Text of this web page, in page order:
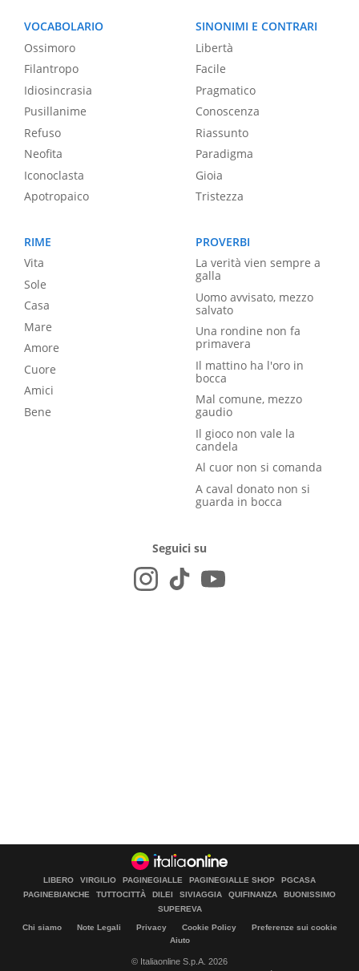
VOCABOLARIO
Ossimoro
Filantropo
Idiosincrasia
Pusillanime
Refuso
Neofita
Iconoclasta
Apotropaico
SINONIMI E CONTRARI
Libertà
Facile
Pragmatico
Conoscenza
Riassunto
Paradigma
Gioia
Tristezza
RIME
Vita
Sole
Casa
Mare
Amore
Cuore
Amici
Bene
PROVERBI
La verità vien sempre a
galla
Uomo avvisato, mezzo
salvato
Una rondine non fa
primavera
Il mattino ha l'oro in
bocca
Mal comune, mezzo
gaudio
Il gioco non vale la
candela
Al cuor non si comanda
A caval donato non si
guarda in bocca
Seguici su
LIBERO VIRGILIO PAGINEGIALLE PAGINEGIALLE SHOP
PGCASA
PAGINEBIANCHE
TUTTOCITTÀ DILEI SIVIAGGIA QUIFINANZA
BUONISSIMO
SUPEREVA
Chi siamo Note Legali Privacy Cookie Policy
Preferenze sui cookie
Aiuto
© Italiaonline S.p.A. 2026